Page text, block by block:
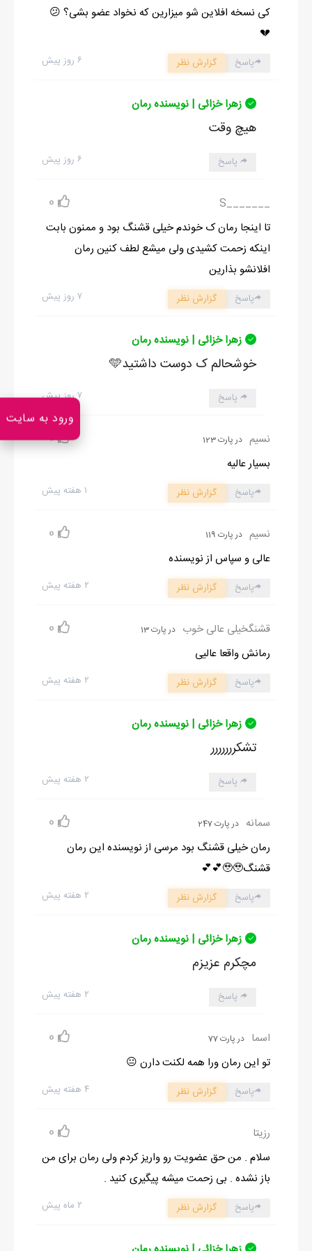
کی نسخه افلاین شو میزارین که نخواد عضو بشی؟ 😕
💔
۶ روز پیش پاسخ گزارش نظر
زهرا خزائی | نویسنده رمان
هیچ وقت
۶ روز پیش پاسخ
_______S
0
تا اینجا رمان ک خوندم خیلی قشنگ بود و ممنون بابت
اینکه زحمت کشیدی ولی میشع لطف کنین رمان
افلانشو بذارین
۷ روز پیش پاسخ گزارش نظر
زهرا خزائی | نویسنده رمان
خوشحالم ک دوست داشتید🩵
۷ روز پیش پاسخ
نسیم در پارت 123 0
بسیار عالیه
۱ هفته پیش پاسخ گزارش نظر
نسیم در پارت 119 0
عالی و سپاس از نویسنده
۲ هفته پیش پاسخ گزارش نظر
قشنگخیلی عالی خوب در پارت 13 0
رمانش واقعا عالیی
۲ هفته پیش پاسخ گزارش نظر
زهرا خزائی | نویسنده رمان
تشکررررررر
۲ هفته پیش پاسخ
سمانه در پارت 247 0
رمان خیلی قشنگ بود مرسی از نویسنده این رمان
قشنگ🥹🥹💕💕
۲ هفته پیش پاسخ گزارش نظر
زهرا خزائی | نویسنده رمان
مچکرم عزیزم
۲ هفته پیش پاسخ
اسما در پارت 77 0
تو این رمان ورا همه لکنت دارن 😐
۴ هفته پیش پاسخ گزارش نظر
رزیتا 0
سلام . من حق عضویت رو واریز کردم ولی رمان برای من
باز نشده . بی زحمت میشه پیگیری کنید .
۲ ماه پیش پاسخ گزارش نظر
ورود به سایت